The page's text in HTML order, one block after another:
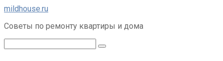
Перейти
контенту
mildhouse.ru
Советы по ремонту квартиры и дома